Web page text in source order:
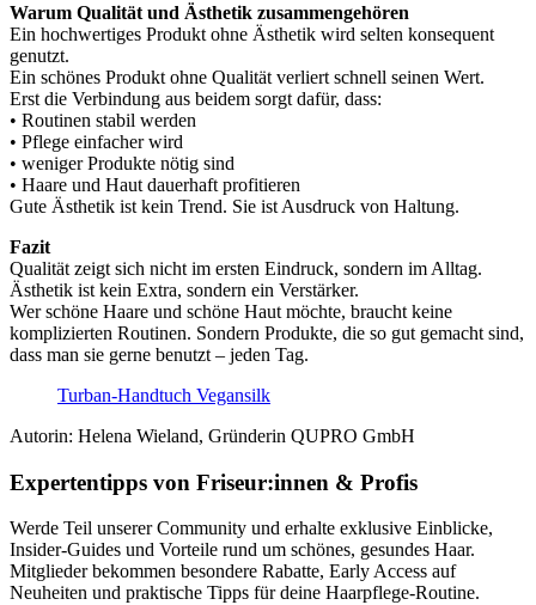
Warum Qualität und Ästhetik zusammengehören
Ein hochwertiges Produkt ohne Ästhetik wird selten konsequent
genutzt.
Ein schönes Produkt ohne Qualität verliert schnell seinen Wert.
Erst die Verbindung aus beidem sorgt dafür, dass:
• Routinen stabil werden
• Pflege einfacher wird
• weniger Produkte nötig sind
• Haare und Haut dauerhaft profitieren
Gute Ästhetik ist kein Trend. Sie ist Ausdruck von Haltung.
Fazit
Qualität zeigt sich nicht im ersten Eindruck, sondern im Alltag.
Ästhetik ist kein Extra, sondern ein Verstärker.
Wer schöne Haare und schöne Haut möchte, braucht keine
komplizierten Routinen. Sondern Produkte, die so gut gemacht sind,
dass man sie gerne benutzt – jeden Tag.
Turban-Handtuch Vegansilk
Autorin: Helena Wieland, Gründerin QUPRO GmbH
Expertentipps von Friseur:innen & Profis
Werde Teil unserer Community und erhalte exklusive Einblicke,
Insider-Guides und Vorteile rund um schönes, gesundes Haar.
Mitglieder bekommen besondere Rabatte, Early Access auf
Neuheiten und praktische Tipps für deine Haarpflege-Routine.